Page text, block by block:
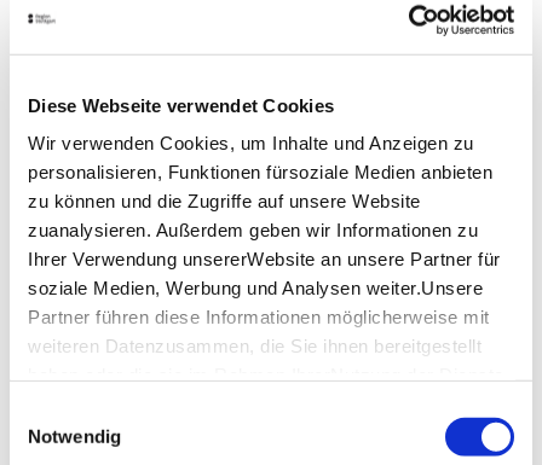
Diese Webseite verwendet Cookies
Wir verwenden Cookies, um Inhalte und Anzeigen zu
personalisieren, Funktionen fürsoziale Medien anbieten
zu können und die Zugriffe auf unsere Website
zuanalysieren. Außerdem geben wir Informationen zu
Ihrer Verwendung unsererWebsite an unsere Partner für
soziale Medien, Werbung und Analysen weiter.Unsere
Partner führen diese Informationen möglicherweise mit
weiteren Datenzusammen, die Sie ihnen bereitgestellt
Impressum
Notwendig
Öffnungszeiten von Google
StuttCard-Vorteil
Tageskarte/Kombiticket Schiller
Nationalmuseum und Literaturmuseum der
Moderne
Infos zur StuttCard
Lage & Kontakt
Schiller-Nationalmuseum
Schillerhöhe 8-10
Telefon:+49 (0)714 484 86 01